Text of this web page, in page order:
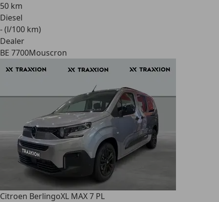
50 km
Diesel
- (l/100 km)
Dealer
BE 7700Mouscron
Citroen BerlingoXL MAX 7 PL